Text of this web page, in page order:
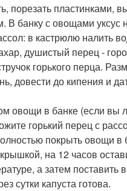
порезать пластинками,
В банку с овощами уксус
в кастрюлю налить
душистый перец -
горького перца.
довести до кипения и
овощи в банке (если вы
горький перец с
покрыть овощи в
на 12 часов
а затем поставить в
сутки капуста готова.